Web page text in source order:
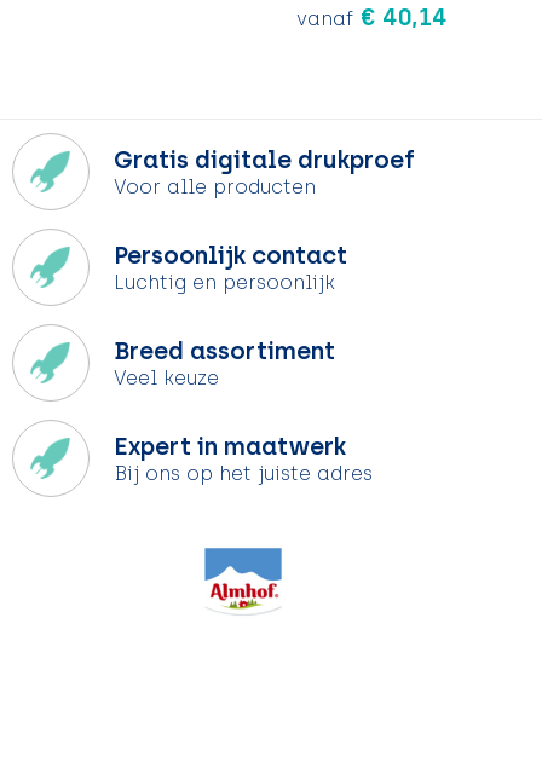
vanaf € 40,14
Gratis digitale drukproef
Voor alle producten
Persoonlijk contact
Luchtig en persoonlijk
Breed assortiment
Veel keuze
Expert in maatwerk
Bij ons op het juiste adres